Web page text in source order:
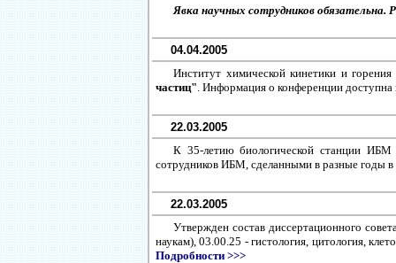
Явка научных сотрудников обязательна.
04.04.2005
Институт химической кинетики и
частиц". Информация о конференции
22.03.2005
К 35-летию биологической станции ИБМ
сотрудников ИБМ, сделанными в разные годы
22.03.2005
Утвержден состав диссертационного
наукам), 03.00.25 - гистология, цитология,
Подробности >>>